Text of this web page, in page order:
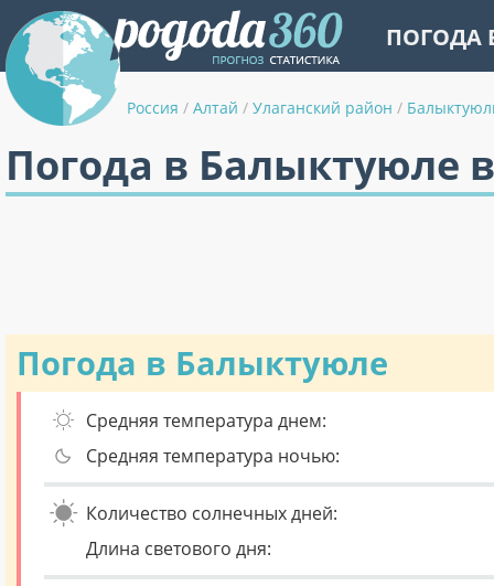
ПОГОДА
Россия / Алтай / Улаганский район /
Погода в Балыктуюле
Погода в Балыктуюле
Средняя температура днем:
Средняя температура ночью:
Количество солнечных дней:
Длина светового дня: